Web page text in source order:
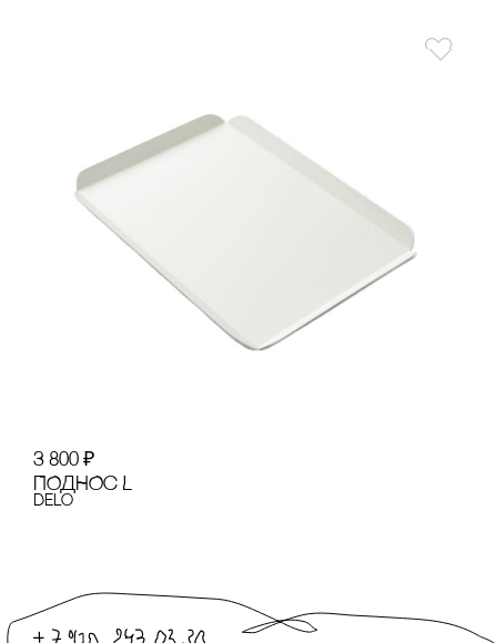
3 800 ₽
ПОДНОс L
Delo